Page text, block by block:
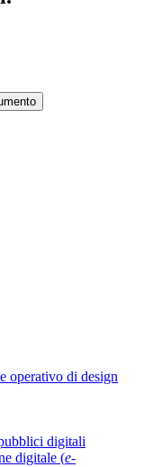
operativo di design
digitali
digitale (e-